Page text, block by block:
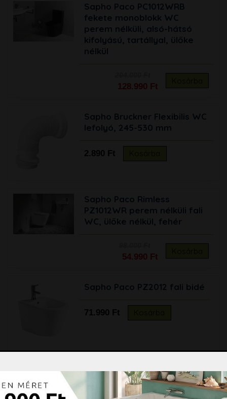
Sapho Paco PC1012WRB
fekete monoblokk WC
perem nélküli, alsó-hátsó
kifolyású, tartállyal, ülőke
nélkül
128.990 Ft
Sapho Bruckner Flexibilis WC
lefolyó, 245-530 mm
2.890 Ft
Sapho Paco Rimless
PZ1012WR perem nélküli fali
WC, ülőke nélkül, fehér
54.990 Ft
Sapho Paco PZ2012 fali bidé
71.990 Ft
Flexibilis WC bekötő, hossza
állítható 230-470 mm